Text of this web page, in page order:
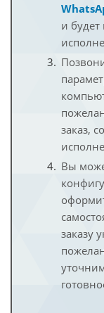
и
заказ,
Вы
заказу